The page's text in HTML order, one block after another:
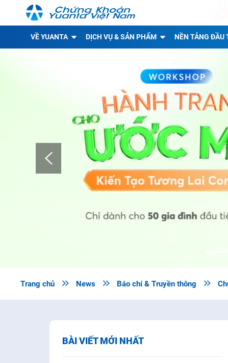
VỀ YUANTA DỊCH VỤ & SẢN PHẨM NỀN TẢNG ĐẦU
Trang chủ  News  Báo chí & Truyền thông 
BÀI VIẾT MỚI NHẤT